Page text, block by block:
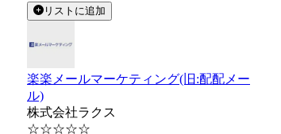
リストに追加
楽楽メールマーケティング(旧:配配メー
ル)
株式会社ラクス
☆☆☆☆☆